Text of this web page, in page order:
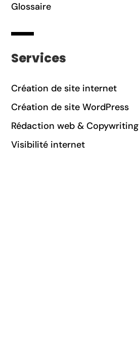
Glossaire
Services
Création de site internet
Création de site WordPress
Rédaction web & Copywriting
Visibilité internet